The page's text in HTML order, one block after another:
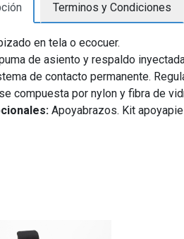
Terminos y Condiciones
en tela o ecocuer.
de asiento y respaldo
de contacto permanente.
compuesta por nylon y fibra de
Apoyabrazos. Kit